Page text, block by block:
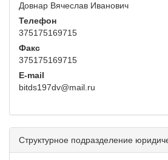
Довнар Вячеслав Иванович
Телефон
375175169715
Факс
375175169715
E-mail
bitds197dv@mail.ru
Структурное подразделение